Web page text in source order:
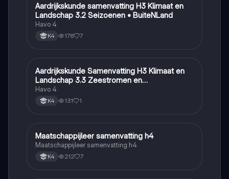
Aardrijkskunde
Aardrijkskunde samenvatting H3 Klimaat en
Landschap 3.2 Seizoenen • BuiteNLand
Havo 4
K4 178 7
Aardrijkskunde
Aardrijkskunde Samenvatting H3 Klimaat en
Landschap 3.3 Zeestromen en
Klimaatgebieden • BuiteNLand
Havo 4
K4 131 1
Maatschappijleer
Maatschappijleer samenvatting h4
Maatschappijleer samenvatting h4
K4 212 7